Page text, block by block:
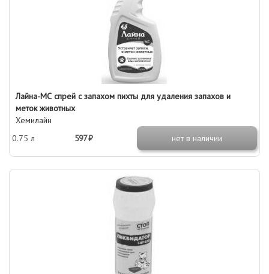
Лайна-МС спрей с запахом пихты для удаления запахов и
меток животных
Хемилайн
0.75 л
597 ₽ нет в наличии